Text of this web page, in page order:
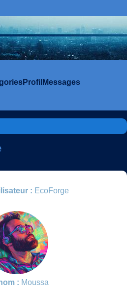
Profil Messages
: EcoForge
: Moussa